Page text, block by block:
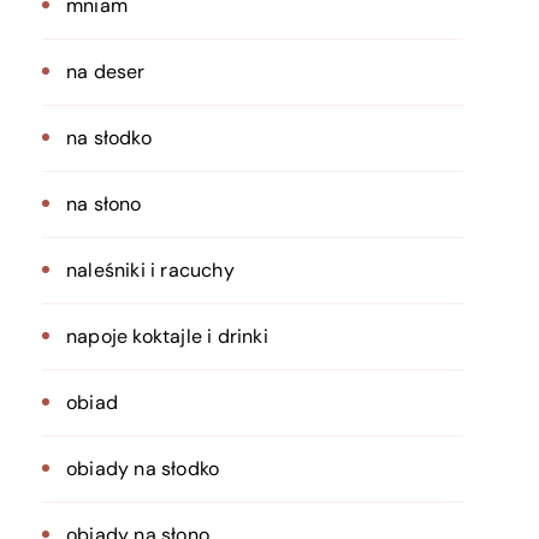
mniam
na deser
na słodko
na słono
naleśniki i racuchy
napoje koktajle i drinki
obiad
obiady na słodko